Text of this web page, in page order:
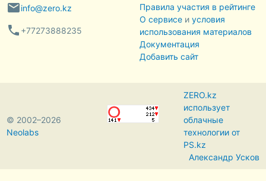
emailinfo@zero.kz
phone +77273888235
Правила участия в рейтинге
О сервисеи условия
использования материалов
Документация
Добавить сайт
© 2002–2026
Neolabs
ZERO.kz
использует
облачные
технологии от
PS.kz
Александр Усков